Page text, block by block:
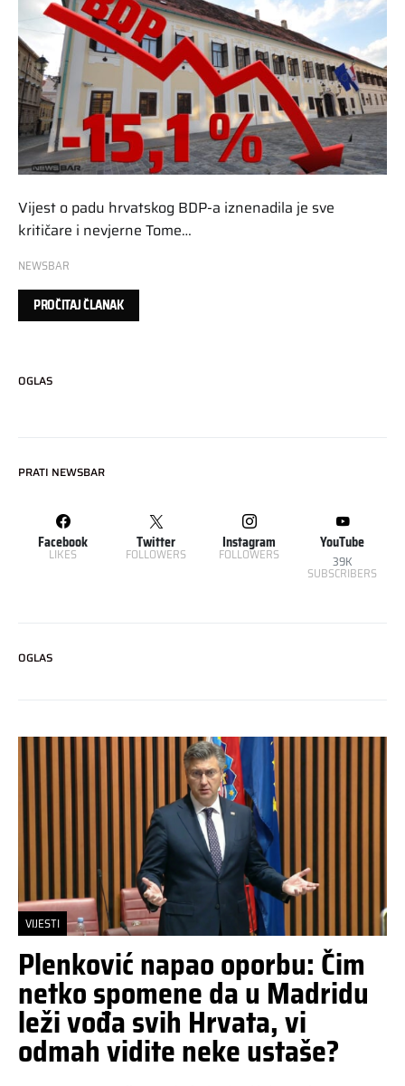
Vijest o padu hrvatskog BDP-a iznenadila je sve
kritičare i nevjerne Tome…
NEWSBAR
PROČITAJ ČLANAK
OGLAS
PRATI NEWSBAR
Facebook
LIKES
Twitter
FOLLOWERS
Instagram
FOLLOWERS
YouTube
39K
SUBSCRIBERS
OGLAS
VIJESTI
Plenković napao oporbu: Čim
netko spomene da u Madridu
leži vođa svih Hrvata, vi
odmah vidite neke ustaše?